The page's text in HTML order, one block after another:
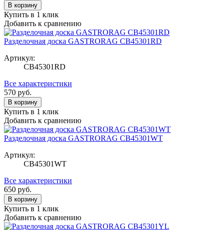
В корзину
Купить в 1 клик
Добавить к сравнению
Разделочная доска GASTRORAG CB45301RD
Артикул:
CB45301RD
Все характеристики
570 руб.
В корзину
Купить в 1 клик
Добавить к сравнению
Разделочная доска GASTRORAG CB45301WT
Артикул:
CB45301WT
Все характеристики
650 руб.
В корзину
Купить в 1 клик
Добавить к сравнению